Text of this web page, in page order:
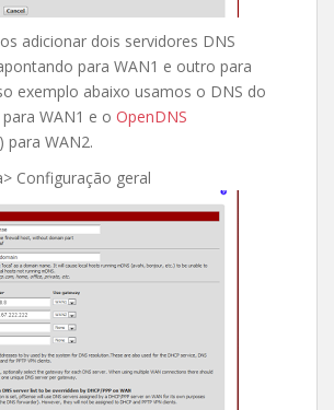
adicionar dois servidores DNS
para WAN1 e outro para
exemplo abaixo usamos o DNS do
WAN1 e o OpenDNS
para WAN2.
Configuração geral